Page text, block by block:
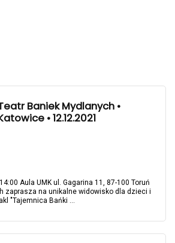
Baniek Mydlanych •
• 12.12.2021
Aula UMK ul. Gagarina 11, 87-100 Toruń
zaprasza na unikalne widowisko dla dzieci i
"Tajemnica Bańki ...